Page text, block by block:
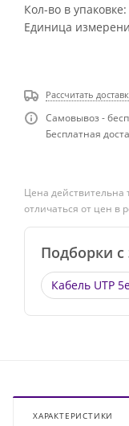
Кол-во в упаковке:
Единица
Рассчитать
Самовывоз -
Бесплатная
Цена действительна
отличаться от цен в
Подборки
Кабель UTP
ХАРАКТЕРИСТИКИ